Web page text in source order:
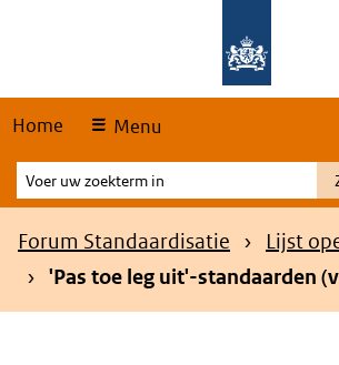
Home Menu
Voer
uw
zoekterm
Kruimelpad
Forum Standaardisatie
Lijst
'Pas toe leg uit'-standaarden